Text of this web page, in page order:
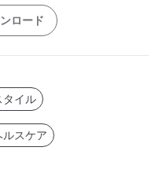
ロード
タイル
スケア